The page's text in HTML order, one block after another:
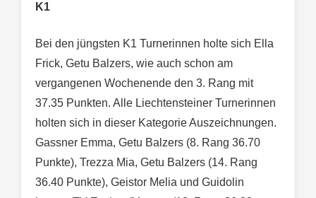
K1
Bei den jüngsten K1 Turnerinnen holte sich Ella
Frick, Getu Balzers, wie auch schon am
vergangenen Wochenende den 3. Rang mit
37.35 Punkten. Alle Liechtensteiner Turnerinnen
holten sich in dieser Kategorie Auszeichnungen.
Gassner Emma, Getu Balzers (8. Rang 36.70
Punkte), Trezza Mia, Getu Balzers (14. Rang
36.40 Punkte), Geistor Melia und Guidolin